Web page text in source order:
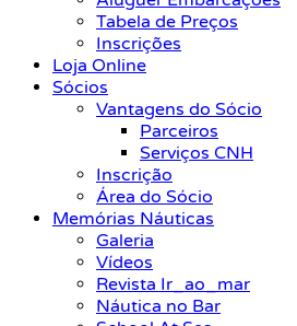
Tabela de Preços
Inscrições
Loja Online
Sócios
Vantagens do Sócio
Parceiros
Serviços CNH
Inscrição
Área do Sócio
Memórias Náuticas
Galeria
Vídeos
Revista Ir_ao_mar
Náutica no Bar